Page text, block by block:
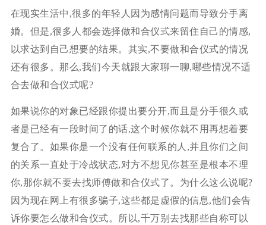
在现实生活中,很多的年轻人因为感情问题而导致分手离
婚。但是,很多人都会选择做和合仪式来留住自己的情感,
以求达到自己想要的结果。其实,不要做和合仪式的情况
还有很多。那么,我们今天就跟大家聊一聊,哪些情况不适
合去做和合仪式呢?
如果说你的对象已经跟你提出要分开,而且是分手很久或
者是已经有一段时间了的话,这个时候你就不用再想着要
复合了。如果你是一个没有任何联系的人,并且你们之间
的关系一直处于冷战状态,对方不想见你甚至是根本不理
你,那你就不要去找师傅做和合仪式了。为什么这么说呢?
因为现在网上有很多骗子,这些都是虚假的信息,他们会告
诉你要怎么做和合仪式。所以,千万别去找那些自称可以